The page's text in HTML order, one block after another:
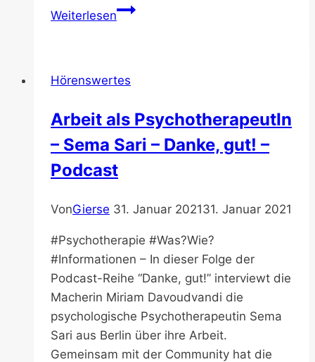
WeiterlesenWie
Kind
–
Familienrat
Katja
–
Selbstfürsorge
Hörenswertes
Arbeit als PsychotherapeutIn
– Sema Sari – Danke, gut! –
Podcast
VonGierse 31. Januar 202131. Januar 2021
#Psychotherapie #Was?Wie?
#Informationen – In dieser Folge der
Podcast-Reihe “Danke, gut!” interviewt die
Macherin Miriam Davoudvandi die
psychologische Psychotherapeutin Sema
Sari aus Berlin über ihre Arbeit.
Gemeinsam mit der Community hat die